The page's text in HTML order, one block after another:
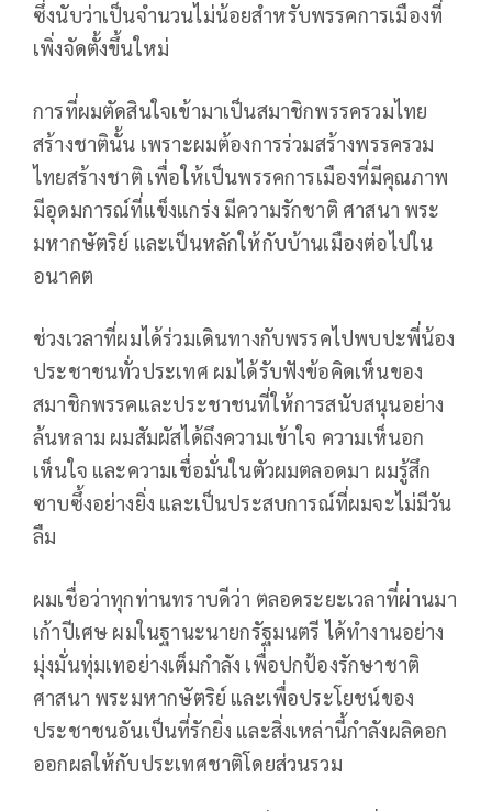
ซึ่งนับว่าเป็นจำนวนไม่น้อยสำหรับพรรคการเมืองที่
เพิ่งจัดตั้งขึ้นใหม่
การที่ผมตัดสินใจเข้ามาเป็นสมาชิกพรรครวมไทย
สร้างชาตินั้น เพราะผมต้องการร่วมสร้างพรรครวม
ไทยสร้างชาติ เพื่อให้เป็นพรรคการเมืองที่มีคุณภาพ
มีอุดมการณ์ที่แข็งแกร่ง มีความรักชาติ ศาสนา พระ
มหากษัตริย์ และเป็นหลักให้กับบ้านเมืองต่อไปใน
อนาคต
ช่วงเวลาที่ผมได้ร่วมเดินทางกับพรรคไปพบปะพี่น้อง
ประชาชนทั่วประเทศ ผมได้รับฟังข้อคิดเห็นของ
สมาชิกพรรคและประชาชนที่ให้การสนับสนุนอย่าง
ล้นหลาม ผมสัมผัสได้ถึงความเข้าใจ ความเห็นอก
เห็นใจ และความเชื่อมั่นในตัวผมตลอดมา ผมรู้สึก
ซาบซึ้งอย่างยิ่ง และเป็นประสบการณ์ที่ผมจะไม่มีวัน
ลืม
ผมเชื่อว่าทุกท่านทราบดีว่า ตลอดระยะเวลาที่ผ่านมา
เก้าปีเศษ ผมในฐานะนายกรัฐมนตรี ได้ทำงานอย่าง
มุ่งมั่นทุ่มเทอย่างเต็มกำลัง เพื่อปกป้องรักษาชาติ
ศาสนา พระมหากษัตริย์ และเพื่อประโยชน์ของ
ประชาชนอันเป็นที่รักยิ่ง และสิ่งเหล่านี้กำลังผลิดอก
ออกผลให้กับประเทศชาติโดยส่วนรวม